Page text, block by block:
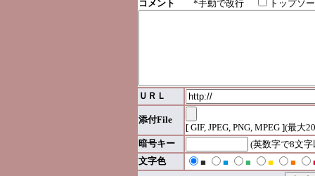
コメント *手動で改行 トップソ
ＵＲＬ
添付File
[ GIF, JPEG, PNG, MPEG ](最大
暗号キー
(英数字で8文
文字色
■ ■ ■ ■ ■